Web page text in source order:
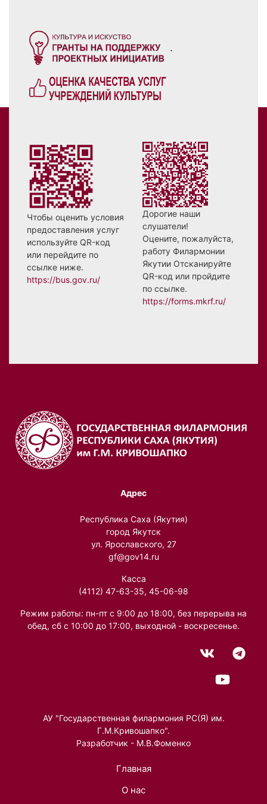
.
Чтобы оценить условия
предоставления услуг
используйте QR-код
или перейдите по
ссылке ниже.
https://bus.gov.ru/
Дорогие наши
слушатели!
Оцените, пожалуйста,
работу Филармонии
Якутии Отсканируйте
QR-код или пройдите
по ссылке.
https://forms.mkrf.ru/
Адрес
Республика Саха (Якутия)
город Якутск
ул. Ярославского, 27
gf@gov14.ru
Касса
(4112) 47-63-35, 45-06-98
Режим работы: пн-пт с 9:00 до 18:00, без перерыва на
обед, сб с 10:00 до 17:00, выходной - воскресенье.
АУ "Государственная филармония РС(Я) им.
Г.М.Кривошапко".
Разработчик - М.В.Фоменко
Главная
О нас